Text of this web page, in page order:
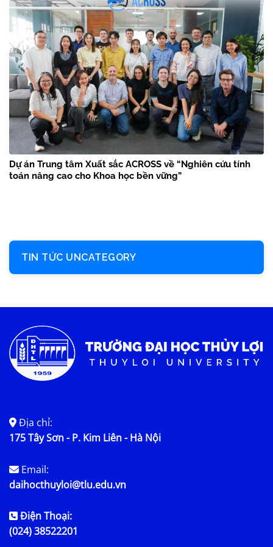
Dự án Trung tâm Xuất sắc ACROSS về “Nghiên cứu tính
toán nâng cao cho Khoa học bền vững”
TIN TỨC UNCATEGORY
Địa chỉ:
175 Tây Sơn - P. Kim Liên - Hà Nội
Email:
daihocthuyloi@tlu.edu.vn
Điện Thoại:
(024) 38522201